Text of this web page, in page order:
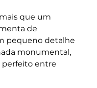
que um
de
pequeno detalhe
monumental,
entre